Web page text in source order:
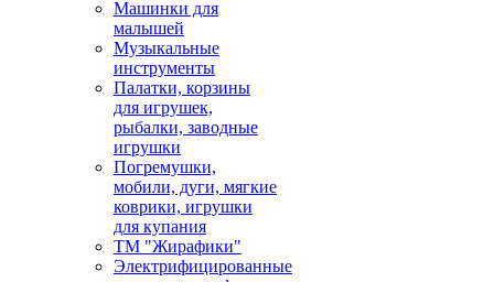
Машинки для
малышей
Музыкальные
инструменты
Палатки, корзины
для игрушек,
рыбалки, заводные
игрушки
Погремушки,
мобили, дуги, мягкие
коврики, игрушки
для купания
ТМ "Жирафики"
Электрифицированные